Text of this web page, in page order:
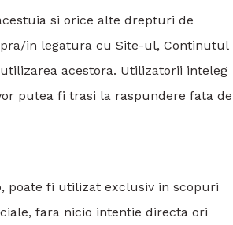
si orice alte drepturi de
in legatura cu Site-ul, Continutul
acestora. Utilizatorii inteleg
putea fi trasi la raspundere fata de
poate fi utilizat exclusiv in scopuri
fara nicio intentie directa ori